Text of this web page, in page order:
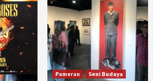
Pameran
Seni Budaya